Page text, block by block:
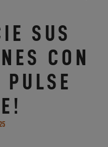
SUS
CON
PULSE